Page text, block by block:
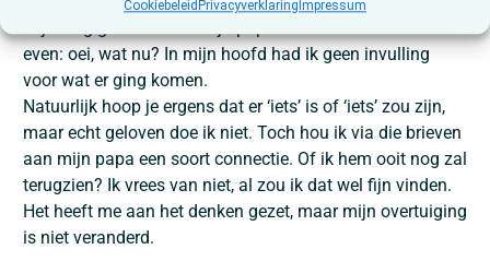
Cookiebeleid Privacyverklaring Impressum
even: oei, wat nu? In mijn hoofd had ik geen invulling
voor wat er ging komen.
Natuurlijk hoop je ergens dat er ‘iets’ is of ‘iets’ zou zijn,
maar echt geloven doe ik niet. Toch hou ik via die brieven
aan mijn papa een soort connectie. Of ik hem ooit nog zal
terugzien? Ik vrees van niet, al zou ik dat wel fijn vinden.
Het heeft me aan het denken gezet, maar mijn overtuiging
is niet veranderd.